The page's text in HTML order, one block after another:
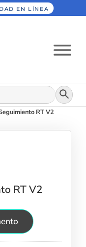
EN LÍNEA
Botón
RT V2
RT V2